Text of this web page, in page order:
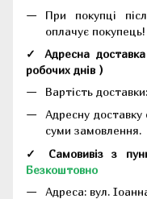
При покупці
оплачує покупець!
✓ Адресна
робочих днів )
Вартість
Адресну
суми замовлення.
✓ Самовивіз з
Безкоштовно
Адреса: вул.